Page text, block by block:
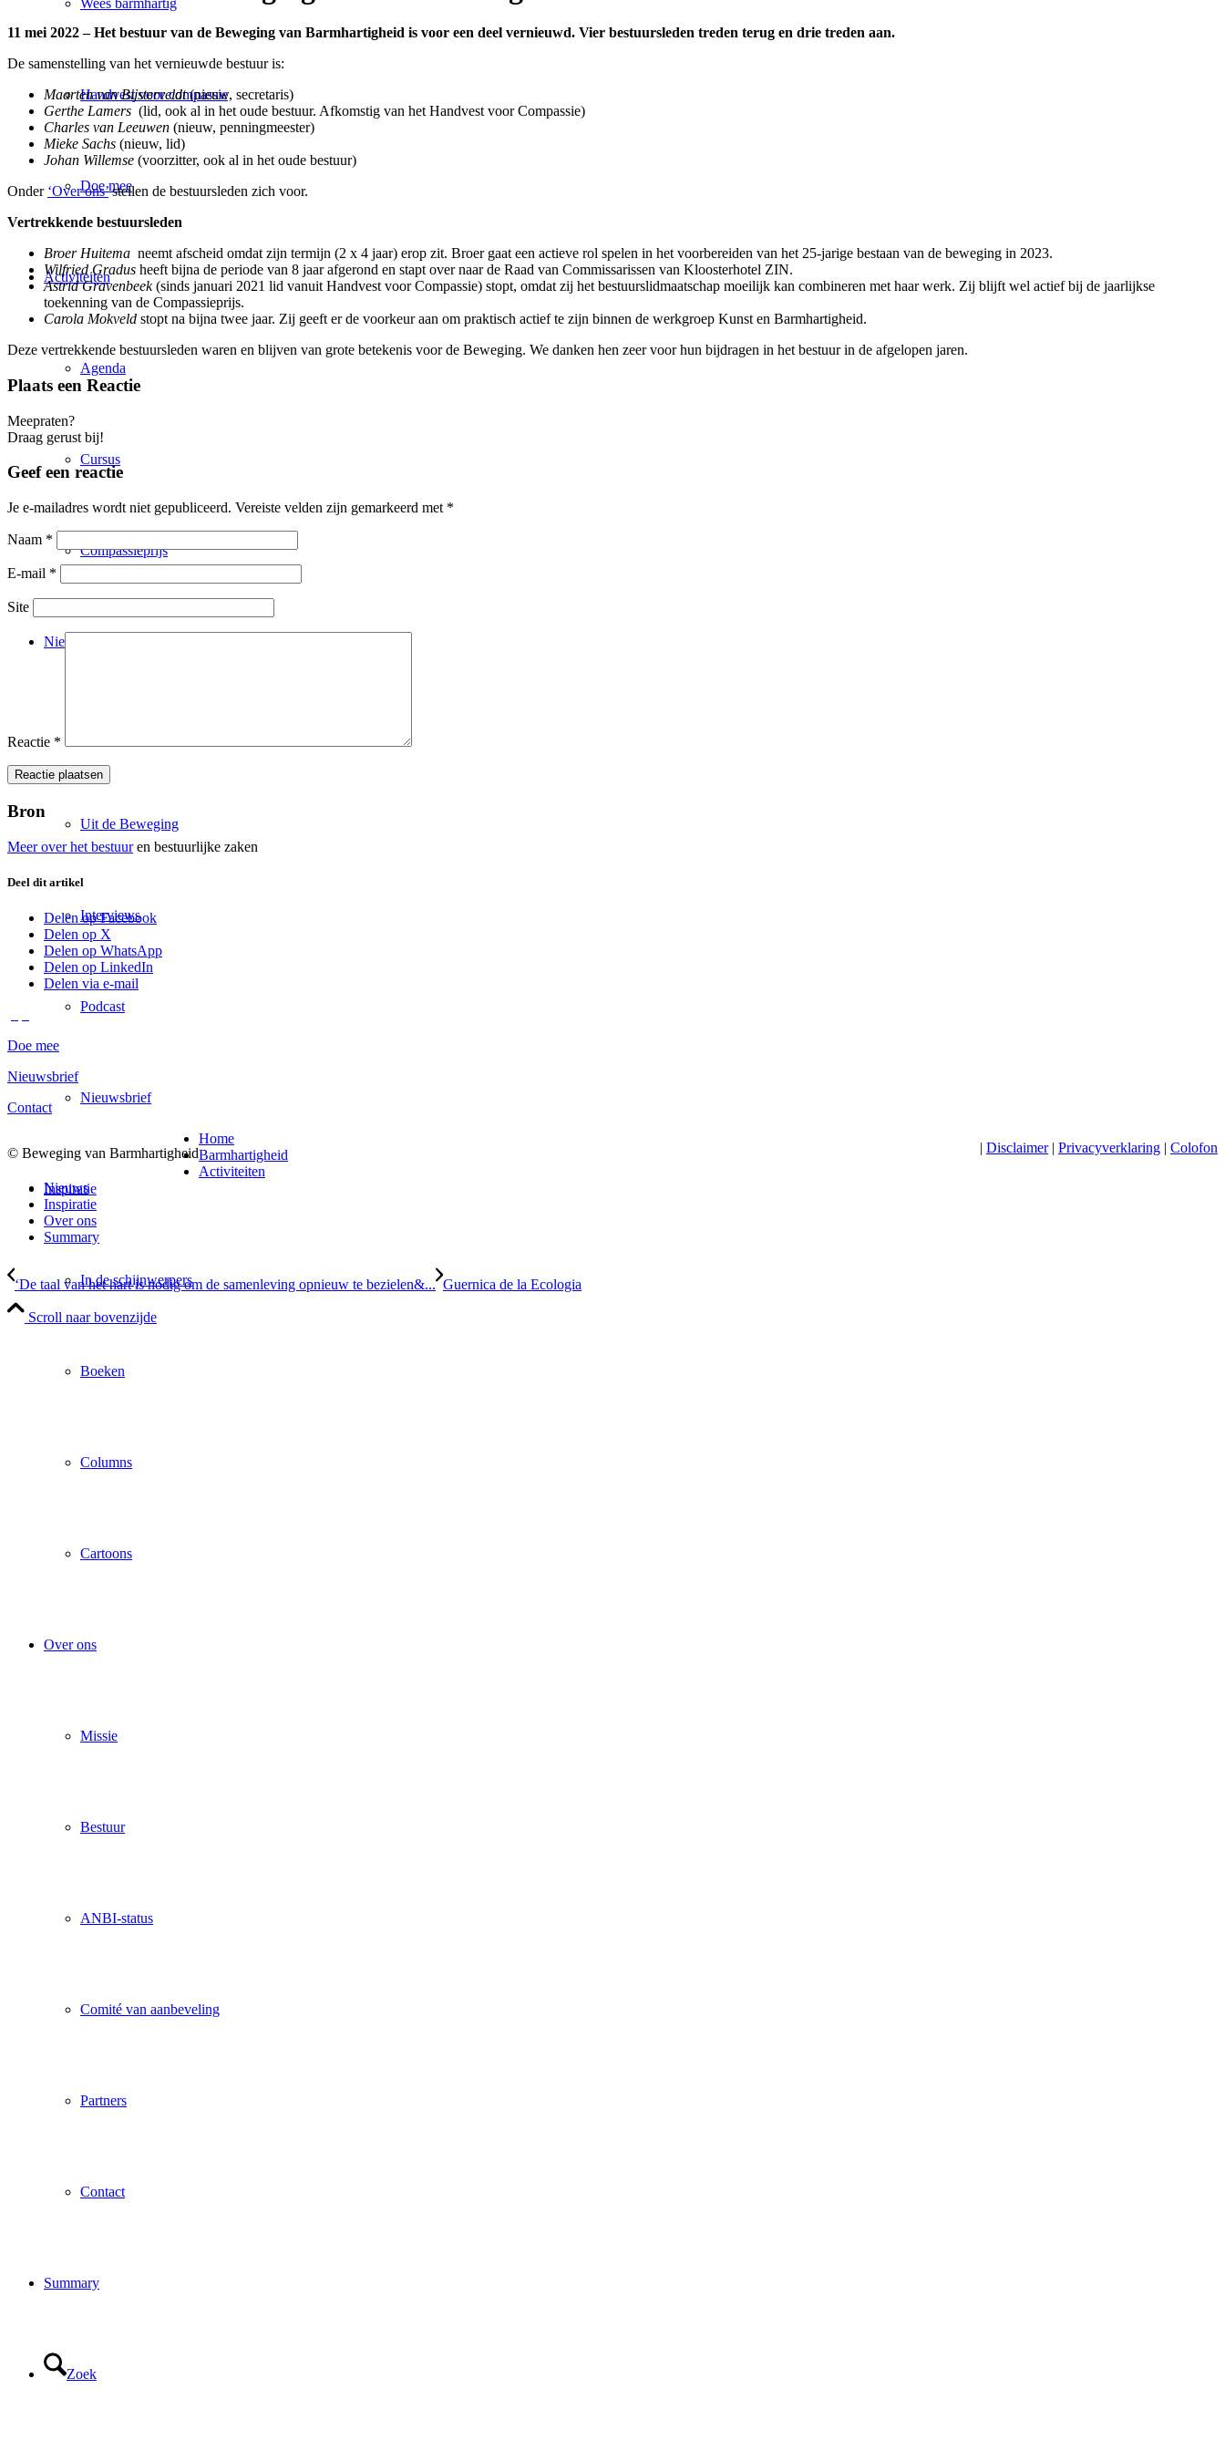
Wees barmhartig
Handvest voor compassie
Doe mee
Activiteiten
Agenda
Cursus
Compassieprijs
Nieuws
Uit de Beweging
Interviews
Podcast
Nieuwsbrief
Inspiratie
In de schijnwerpers
Boeken
Columns
Cartoons
Over ons
Missie
Bestuur
ANBI-status
Comité van aanbeveling
Partners
Contact
Summary
Zoek
11 mei 2022 – Het bestuur van de Beweging van Barmhartigheid is voor een deel vernieuwd. Vier bestuursleden treden terug en drie treden aan.
De samenstelling van het vernieuwde bestuur is:
Maarten van Bijsterveldt(nieuw, secretaris)
Gerthe Lamers (lid, ook al in het oude bestuur. Afkomstig van het Handvest voor Compassie)
Charles van Leeuwen (nieuw, penningmeester)
Mieke Sachs (nieuw, lid)
Johan Willemse (voorzitter, ook al in het oude bestuur)
Onder ‘Over ons’stellen de bestuursleden zich voor.
Vertrekkende bestuursleden
Broer Huitema neemt afscheid omdat zijn termijn (2 x 4 jaar) erop zit. Broer gaat een actieve rol spelen in het voorbereiden van het 25-jarige bestaan van de beweging in 2023.
Wilfried Gradus heeft bijna de periode van 8 jaar afgerond en stapt over naar de Raad van Commissarissen van Kloosterhotel ZIN.
Astrid Gravenbeek(sinds januari 2021 lid vanuit Handvest voor Compassie) stopt, omdat zij het bestuurslidmaatschap moeilijk kan combineren met haar werk. Zij blijft wel actief bij de jaarlijkse
toekenning van de Compassieprijs.
Carola Mokveld stopt na bijna twee jaar. Zij geeft er de voorkeur aan om praktisch actief te zijn binnen de werkgroep Kunst en Barmhartigheid.
Deze vertrekkende bestuursleden waren en blijven van grote betekenis voor de Beweging. We danken hen zeer voor hun bijdragen in het bestuur in de afgelopen jaren.
Plaats een Reactie
Meepraten?
Draag gerust bij!
Geef een reactie
Je e-mailadres wordt niet gepubliceerd. Vereiste velden zijn gemarkeerd met *
Naam *
E-mail *
Site
Reactie *
Bron
Meer over het bestuuren bestuurlijke zaken
Deel dit artikel
Delen op Facebook
Delen op X
Delen op WhatsApp
Delen op LinkedIn
Delen via e-mail
Doe mee
Nieuwsbrief
Contact
© Beweging van Barmhartigheid | Disclaimer| Privacyverklaring | Colofon
Home
Barmhartigheid
Activiteiten
Nieuws
Inspiratie
Over ons
Summary
‘De taal van het hart is nodig om de samenleving opnieuw te bezielen&... Guernica de la Ecologia
Scroll naar bovenzijde